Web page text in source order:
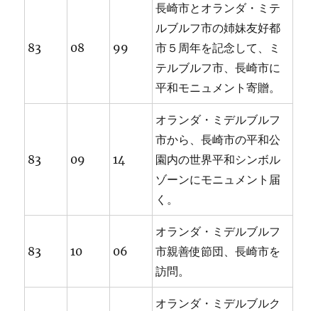
83 08 99
長崎市とオランダ・ミテ
ルブルフ市の姉妹友好都
市５周年を記念して、ミ
テルブルフ市、長崎市に
平和モニュメント寄贈。
83 09 14
オランダ・ミデルブルフ
市から、長崎市の平和公
園内の世界平和シンボル
ゾーンにモニュメント届
く。
83 10 06
オランダ・ミデルブルフ
市親善使節団、長崎市を
訪問。
オランダ・ミデルブルク